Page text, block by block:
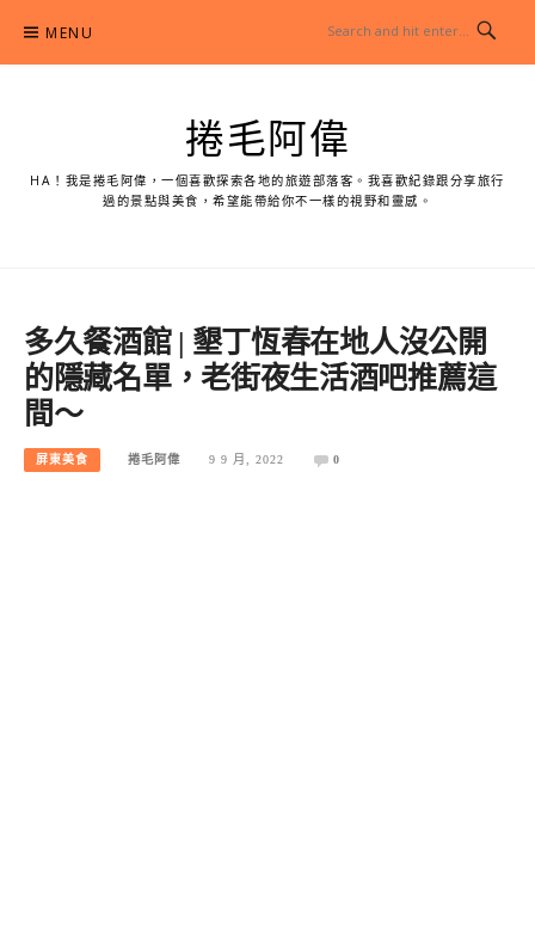
content
MENU
捲毛阿偉
HA！我是捲毛阿偉，一個喜歡探索各地的旅遊部落客。我喜歡紀錄跟分享旅行
過的景點與美食，希望能帶給你不一樣的視野和靈感。
多久餐酒館 | 墾丁恆春在地人沒公開
的隱藏名單，老街夜生活酒吧推薦這
間～
屏東美食 捲毛阿偉 9 9 月, 2022 0